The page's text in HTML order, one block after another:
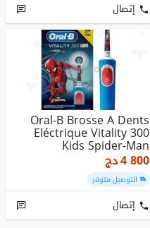
إتصال
Oral-B Brosse A Dents
Eléctrique Vitality 300
Kids Spider-Man
4 800دج
التوصيل متوفر
إتصال